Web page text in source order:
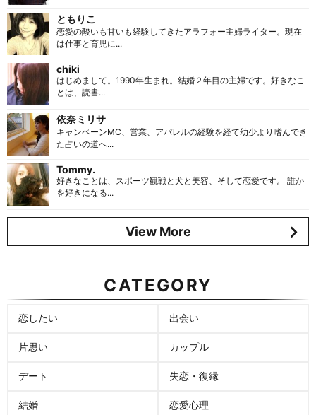
ともりこ
恋愛の酸いも甘いも経験してきたアラフォー主婦ライター。現在
は仕事と育児に...
chiki
はじめまして。1990年生まれ。結婚２年目の主婦です。好きなこ
とは、読書...
依奈ミリサ
キャンペーンMC、営業、アパレルの経験を経て幼少より嗜んでき
た占いの道へ...
Tommy.
好きなことは、スポーツ観戦と犬と美容、そして恋愛です。 誰か
を好きになる...
View More
CATEGORY
恋したい 出会い
片思い カップル
デート 失恋・復縁
結婚 恋愛心理